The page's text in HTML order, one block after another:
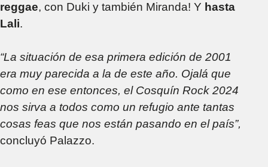
reggae, con Duki y también Miranda! Y hasta
Lali.
“La situación de esa primera edición de 2001
era muy parecida a la de este año. Ojalá que
como en ese entonces, el Cosquín Rock 2024
nos sirva a todos como un refugio ante tantas
cosas feas que nos están pasando en el país”,
concluyó Palazzo.